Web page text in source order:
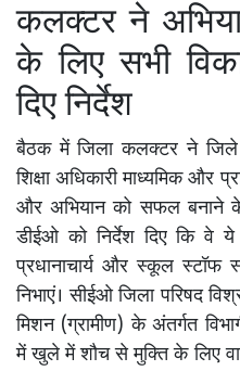
कलक्टर ने
के लिए सभी
दिए निर्देश
बैठक में जिला कलक्टर ने जिले
शिक्षा अधिकारी माध्यमिक और
और अभियान को सफल बनाने के
डीईओ को निर्देश दिए कि वे
प्रधानाचार्य और स्कूल स्टॉफ
निभाएं। सीईओ जिला परिषद
मिशन (ग्रामीण) के अंतर्गत
में खुले में शौच से मुक्ति के लिए